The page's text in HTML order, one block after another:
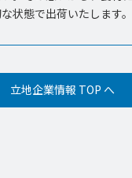
状態で出荷いたします。
立地企業情報 TOP へ